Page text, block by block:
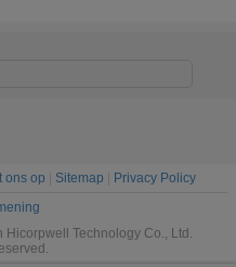
ons op Sitemap
Privacy Policy
Technology Co., Ltd.